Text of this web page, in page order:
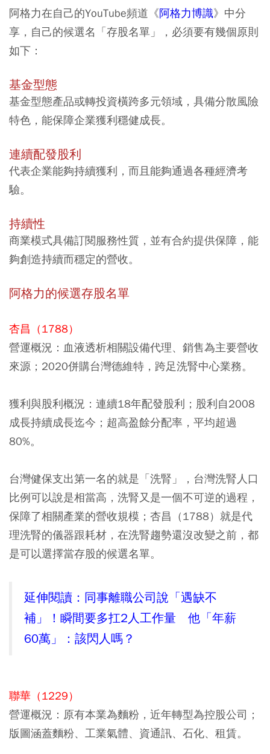
阿格力在自己的YouTube頻道《阿格力博識》中分
享，自己的候選名「存股名單」，必須要有幾個原則
如下：
基金型態
基金型態產品或轉投資橫跨多元領域，具備分散風險
特色，能保障企業獲利穩健成長。
連續配發股利
代表企業能夠持續獲利，而且能夠通過各種經濟考
驗。
持續性
商業模式具備訂閱服務性質，並有合約提供保障，能
夠創造持續而穩定的營收。
阿格力的候選存股名單
杏昌（1788）
營運概況： 血液透析相關設備代理、銷售為主要營收
來源；2020併購台灣德維特，跨足洗腎中心業務。
獲利與股利概況： 連續18年配發股利；股利自2008
成長持續成長迄今；超高盈餘分配率，平均超過
80%。
台灣健保支出第一名的就是「洗腎」，台灣洗腎人口
比例可以說是相當高， 洗腎又是一個不可逆的過程，
保障了相關產業的營收規模 ；杏昌（1788）就是代
理洗腎的儀器跟耗材，在洗腎趨勢還沒改變之前，都
是可以選擇當存股的候選名單。
延伸閱讀：同事離職公司說「遇缺不
補」！瞬間要多扛2人工作量 他「年薪
60萬」：該閃人嗎？
聯華（1229）
營運概況： 原有本業為麵粉，近年轉型為控股公司；
版圖涵蓋麵粉、工業氣體、資通訊、石化、租賃。